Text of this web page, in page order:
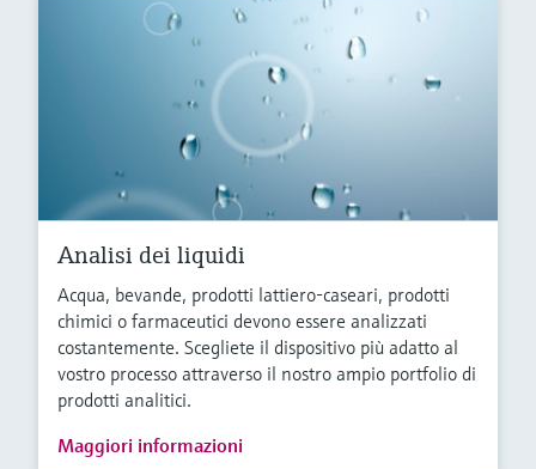
Analisi dei liquidi
Acqua, bevande, prodotti lattiero-caseari, prodotti
chimici o farmaceutici devono essere analizzati
costantemente. Scegliete il dispositivo più adatto al
vostro processo attraverso il nostro ampio portfolio di
prodotti analitici.
Maggiori informazioni